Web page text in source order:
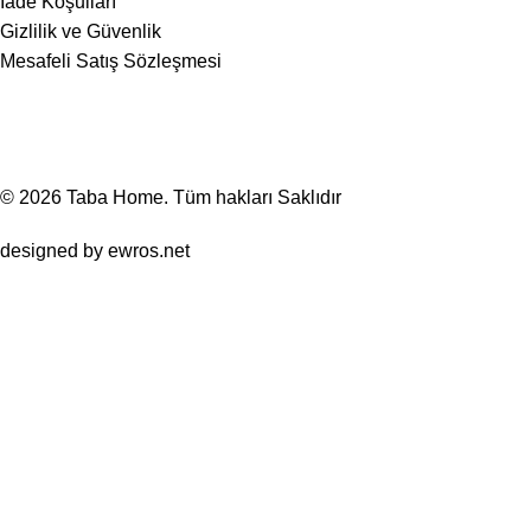
Gizlilik ve Güvenlik
Mesafeli Satış Sözleşmesi
© 2026 Taba Home. Tüm hakları Saklıdır
designed by ewros.net